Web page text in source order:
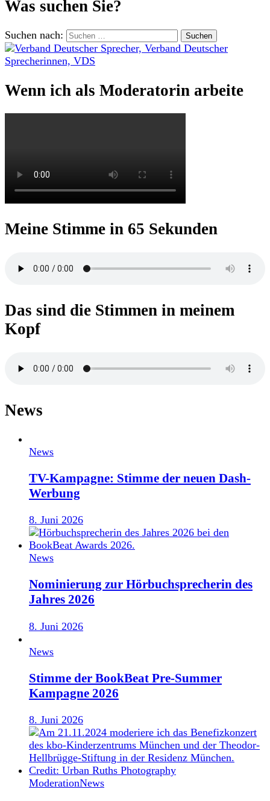
Was suchen Sie?
Suchen nach:
Wenn ich als Moderatorin arbeite
Meine Stimme in 65 Sekunden
Das sind die Stimmen in meinem
Kopf
News
News
TV-Kampagne: Stimme der neuen Dash-
Werbung
8. Juni 2026
News
Nominierung zur Hörbuchsprecherin des
Jahres 2026
8. Juni 2026
News
Stimme der BookBeat Pre-Summer
Kampagne 2026
8. Juni 2026
ModerationNews